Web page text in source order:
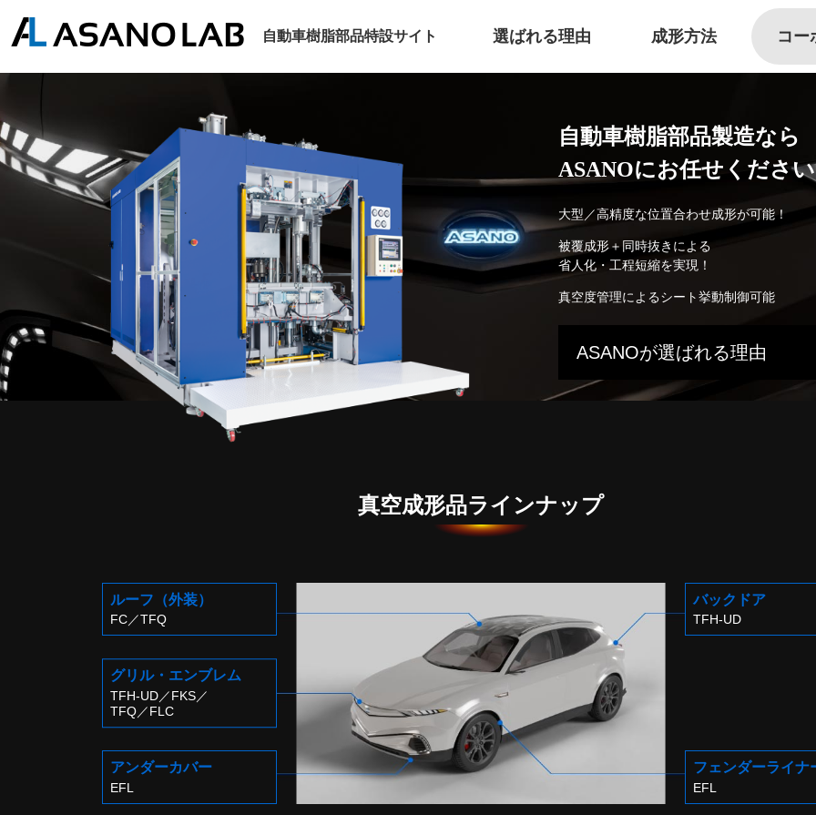
自動車樹脂部品特設サイト 選ばれる理由 成形方法 コー
自動車樹脂部品製造なら
ASANOにお任せください
大型／高精度な位置合わせ成形が可能！
被覆成形＋同時抜きによる
省人化・工程短縮を実現！
真空度管理によるシート挙動制御可能
ASANOが選ばれる理由
真空成形品ラインナップ
グリル・ エンブレム
TFH-UD／FKS／
TFQ／FLC
ルーフ （外装）
FC／TFQ
バックドア
TFH-UD
アンダーカバー
EFL
フェンダーライナ
EFL